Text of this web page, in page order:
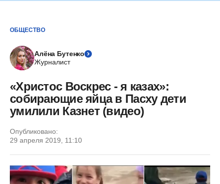
ОБЩЕСТВО
Алёна Бутенко
Журналист
«Христос Воскрес - я казах»:
собирающие яйца в Пасху дети
умилили Казнет (видео)
Опубликовано:
29 апреля 2019, 11:10